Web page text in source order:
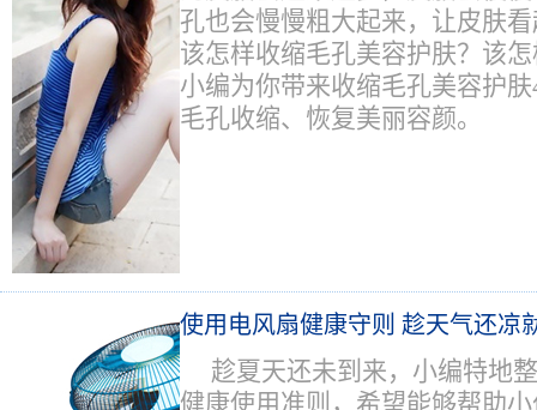
孔也会慢慢粗大起来，让皮肤
该怎样收缩毛孔美容护肤？该
小编为你带来收缩毛孔美容护
毛孔收缩、恢复美丽容颜。
使用电风扇健康守则 趁天气还凉
趁夏天还未到来，小编特地
健康使用准则，希望能够帮助